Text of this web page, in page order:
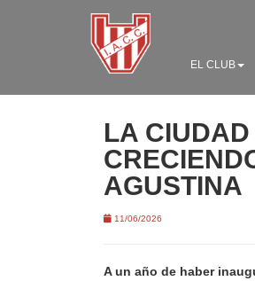
EL CLUB
LA
AGUSTINA
11/06/2026
A un año de haber